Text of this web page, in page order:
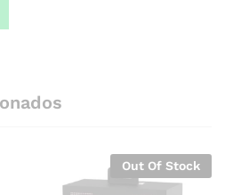
Out Of Stock